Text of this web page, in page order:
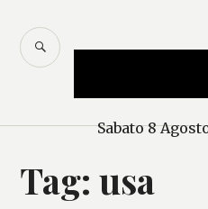
contenuto
Sabato 8
CERCA
Tag:usa